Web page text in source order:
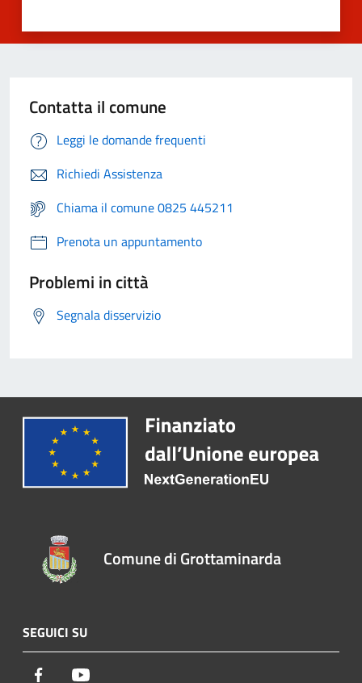
Contatta il comune
Leggi le domande frequenti
Richiedi Assistenza
Chiama il comune 0825 445211
Prenota un appuntamento
Problemi in città
Segnala disservizio
Comune di Grottaminarda
SEGUICI SU
Facebook